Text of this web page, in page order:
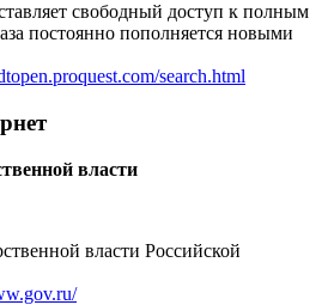
свободный доступ к полным
постоянно пополняется новыми
search.html
власти
власти Российской